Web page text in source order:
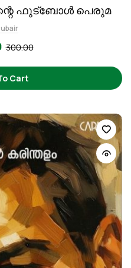
ഫുട്ബോൾ പെരുമ
300.00
Cart